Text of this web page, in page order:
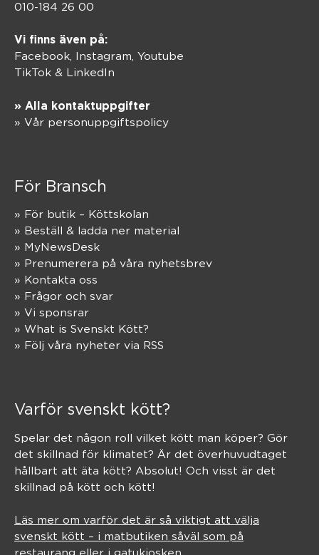
010-184 26 00
Vi finns även på:
Facebook, Instagram Youtube
TikTok & LinkedIn
» Alla kontaktuppgifter
» Vår personuppgiftspolicy
För Bransch
» För butik – Köttskolan
» Beställ & ladda ner material
» MyNewsDesk
» Prenumerera på våra nyhetsbrev
» Kontakta oss
» Frågor och svar
» Vi sponsrar
» What is Svenskt Kött?
» Följ våra nyheter via RSS
Varför svenskt kött?
Spelar det någon roll vilket kött man köper? Gör
det skillnad för klimatet? Är det överhuvudtaget
hållbart att äta kött? Absolut! Och visst är det
skillnad på kött och kött!
Läs mer om varför det är så viktigt att välja
svenskt kött – i matbutiken såväl som på
restaurang eller i gatukiosken.